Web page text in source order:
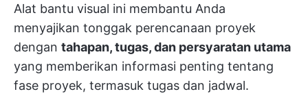
Alat bantu visual ini membantu Anda
menyajikan tonggak perencanaan proyek
dengan tahapan, tugas, dan persyaratan utama
yang memberikan informasi penting tentang
fase proyek, termasuk tugas dan jadwal.